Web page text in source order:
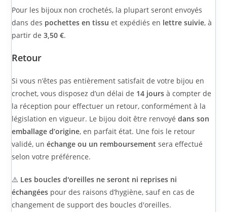
Pour les bijoux non crochetés, la plupart seront envoyés
dans des pochettes en tissu et expédiés en lettre suivie, à
partir de3,50 €.
Retour
Si vous n’êtes pas entièrement satisfait de votre bijou en
crochet, vous disposez d’un délai de 14 jours à compter de
la réception pour effectuer un retour, conformément à la
législation en vigueur. Le bijou doit être renvoyédans son
emballage d’origine, en parfait état. Une fois le retour
validé, unéchange ou un remboursement sera effectué
selon votre préférence.
⚠️ Les boucles d'oreilles ne seront ni reprises ni
échangées pour des raisons d’hygiène, sauf en cas de
changement de support des boucles d'oreilles.